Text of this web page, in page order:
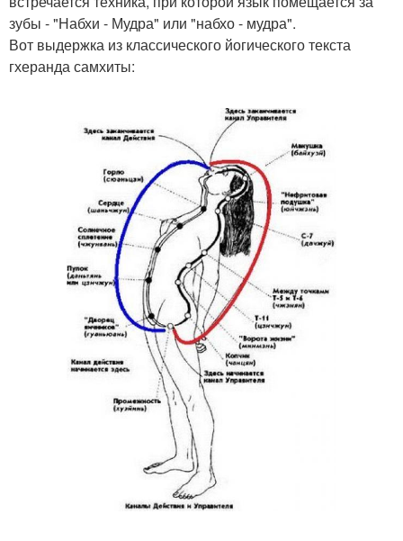
зубы - "Набхи - Мудра" или "набхо - мудра".
Вот выдержка из классического йогического текста
гхеранда самхиты: